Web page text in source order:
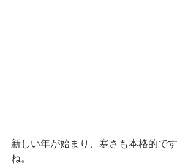
新しい年が始まり、寒さも本格的です
ね。